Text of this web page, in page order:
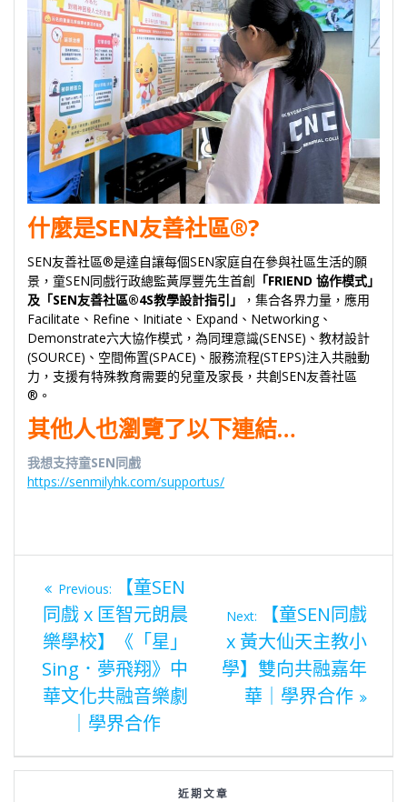
什麼是SEN友善社區®?
SEN友善社區®是達自讓每個SEN家庭自在參與社區生活的願
景，童SEN同戲行政總監黃厚豐先生首創 「FRIEND 協作模式」
及「SEN友善社區®4S教學設計指引」
，集合各界力量，應用
Facilitate、Refine、Initiate、Expand、Networking、
Demonstrate六大協作模式，為同理意識(SENSE)、教材設計
(SOURCE)、空間佈置(SPACE)、服務流程(STEPS)注入共融動
力，支援有特殊教育需要的兒童及家長，共創SEN友善社區
®。
其他人也瀏覽了以下連結…
我想支持童SEN同戲
https://senmilyhk.com/supportus/
文
章
導
Previous:
Previous
post:
【童SEN
同戲 x 匡智元朗晨
樂學校】《「星」
Sing．夢飛翔》中
華文化共融音樂劇
｜學界合作
Next:
Next
post:
【童SEN同戲
x 黃大仙天主教小
學】雙向共融嘉年
華｜學界合作
近期文章